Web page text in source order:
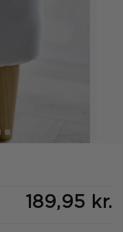
189,95 kr.